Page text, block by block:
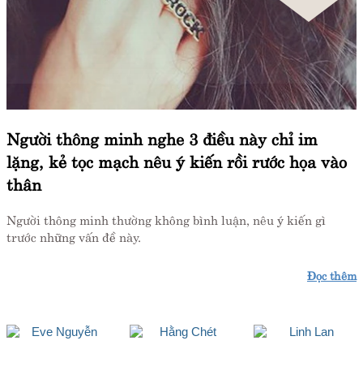
Người thông minh nghe 3 điều này chỉ im
lặng, kẻ tọc mạch nêu ý kiến rồi rước họa vào
thân
Người thông minh thường không bình luận, nêu ý kiến gì
trước những vấn đề này.
Đọc thêm